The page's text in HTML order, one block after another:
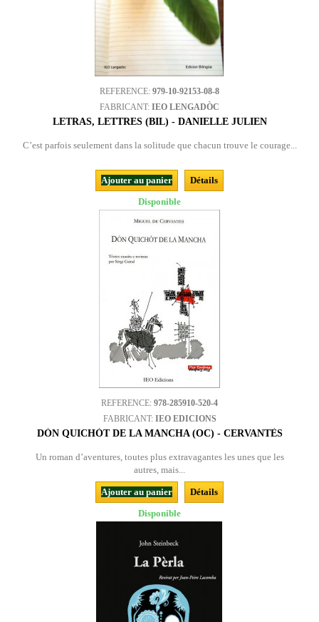
REFERENCE: 979-10-92153-08-8
FABRICANT: IEO LENGADÒC
LETRAS, LETTRES (BIL) - DANIELLE JULIEN
C’est parfois seulement dans la solitude que chacun trouve le courage...
Ajouter au panier
Détails
Disponible
REFERENCE: 978-285910-520-4
FABRICANT: IEO EDICIONS
DÒN QUICHÒT DE LA MANCHA (OC) - CERVANTÈS
Un roman d’aventures, toutes plus extravagantes les unes que les
autres, mais...
Ajouter au panier
Détails
Disponible